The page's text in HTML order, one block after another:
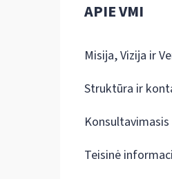
APIE VMI
Misija, Vizija ir
Struktūra ir
Teisinė